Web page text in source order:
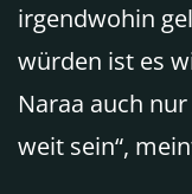
irgendwohin
würden ist es
Naraa auch
weit sein“,